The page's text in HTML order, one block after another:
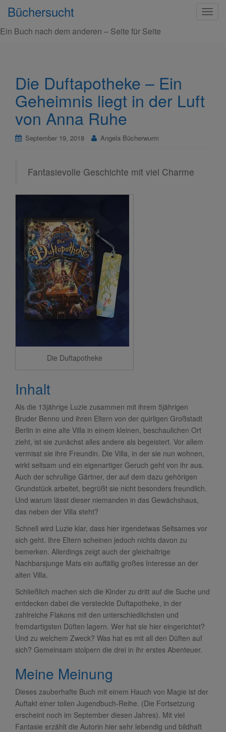
S
Büchersucht
Ein Buch nach dem anderen – Seite für Seite
Die Duftapotheke – Ein
Geheimnis liegt in der Luft
von Anna Ruhe
September 19, 2018 Angela Bücherwurm
Fantasievolle Geschichte mit viel Charme
Die Duftapotheke
Inhalt
Als die 13jährige Luzie zusammen mit ihrem 5jährigen
Bruder Benno und ihren Eltern von der quirligen Großstadt
Berlin in eine alte Villa in einem kleinen, beschaulichen Ort
zieht, ist sie zunächst alles andere als begeistert. Vor allem
vermisst sie ihre Freundin. Die Villa, in der sie nun wohnen,
wirkt seltsam und ein eigenartiger Geruch geht von ihr aus.
Auch der schrullige Gärtner, der auf dem dazu gehörigen
Grundstück arbeitet, begrüßt sie nicht besonders freundlich.
Und warum lässt dieser niemanden in das Gewächshaus,
das neben der Villa steht?
Schnell wird Luzie klar, dass hier irgendetwas Seltsames vor
sich geht. Ihre Eltern scheinen jedoch nichts davon zu
bemerken. Allerdings zeigt auch der gleichaltrige
Nachbarsjunge Mats ein auffällig großes Interesse an der
alten Villa.
Schließlich machen sich die Kinder zu dritt auf die Suche und
entdecken dabei die versteckte Duftapotheke, in der
zahlreiche Flakons mit den unterschiedlichsten und
fremdartigsten Düften lagern. Wer hat sie hier eingerichtet?
Und zu welchem Zweck? Was hat es mit all den Düften auf
sich? Gemeinsam stolpern die drei in ihr erstes Abenteuer.
Meine Meinung
Dieses zauberhafte Buch mit einem Hauch von Magie ist der
Auftakt einer tollen Jugendbuch-Reihe. (Die Fortsetzung
erscheint noch im September diesen Jahres). Mit viel
Fantasie erzählt die Autorin hier sehr lebendig und bildhaft